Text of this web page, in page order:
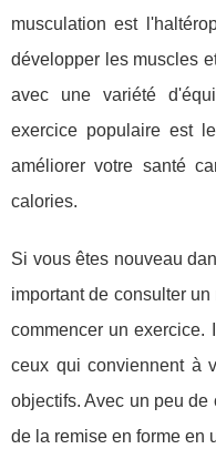
musculation est
développer les muscles
avec une variété
exercice populaire est
améliorer votre santé
calories.
Si vous êtes nouveau
important de consulter
commencer un exercice.
ceux qui conviennent à
objectifs. Avec un peu
de la remise en forme en